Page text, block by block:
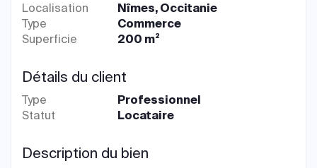
Localisation
Nîmes, Occitanie
Type
Commerce
Superficie
200 m²
Détails du client
Type
Professionnel
Statut
Locataire
Description du bien